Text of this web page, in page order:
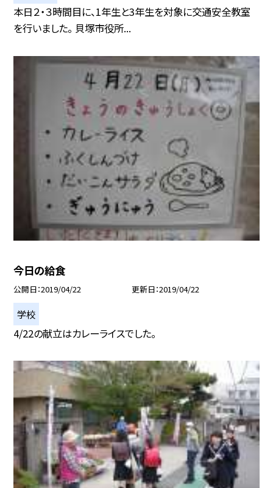
本日２・３時間目に、1年生と3年生を対象に交通安全教室
を行いました。 貝塚市役所...
今日の給食
公開日 2019/04/22 更新日 2019/04/22
学校
4/22の献立はカレーライスでした。